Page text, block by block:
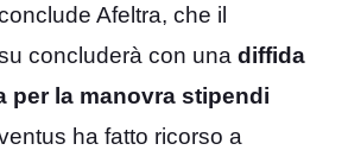
Afeltra, che il
concluderà con una diffida
per la manovra stipendi
ha fatto ricorso a